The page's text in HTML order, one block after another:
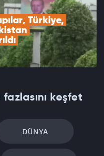
Türkiye,
keşfet
DÜNYA